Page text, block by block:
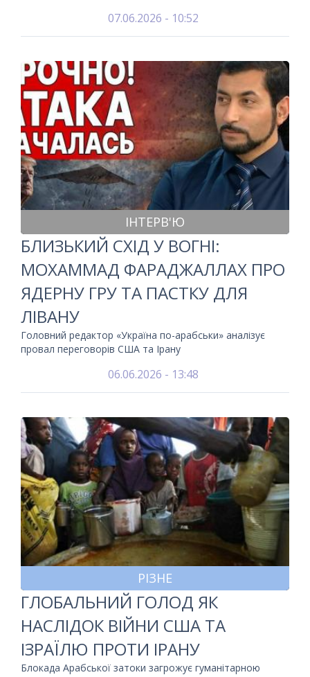
07.06.2026 - 10:52
ІНТЕРВ'Ю
БЛИЗЬКИЙ СХІД У ВОГНІ:
МОХАММАД ФАРАДЖАЛЛАХ ПРО
ЯДЕРНУ ГРУ ТА ПАСТКУ ДЛЯ
ЛІВАНУ
Головний редактор «Україна по-арабськи» аналізує
провал переговорів США та Ірану
06.06.2026 - 13:48
РІЗНЕ
ГЛОБАЛЬНИЙ ГОЛОД ЯК
НАСЛІДОК ВІЙНИ США ТА
ІЗРАЇЛЮ ПРОТИ ІРАНУ
Блокада Арабської затоки загрожує гуманітарною